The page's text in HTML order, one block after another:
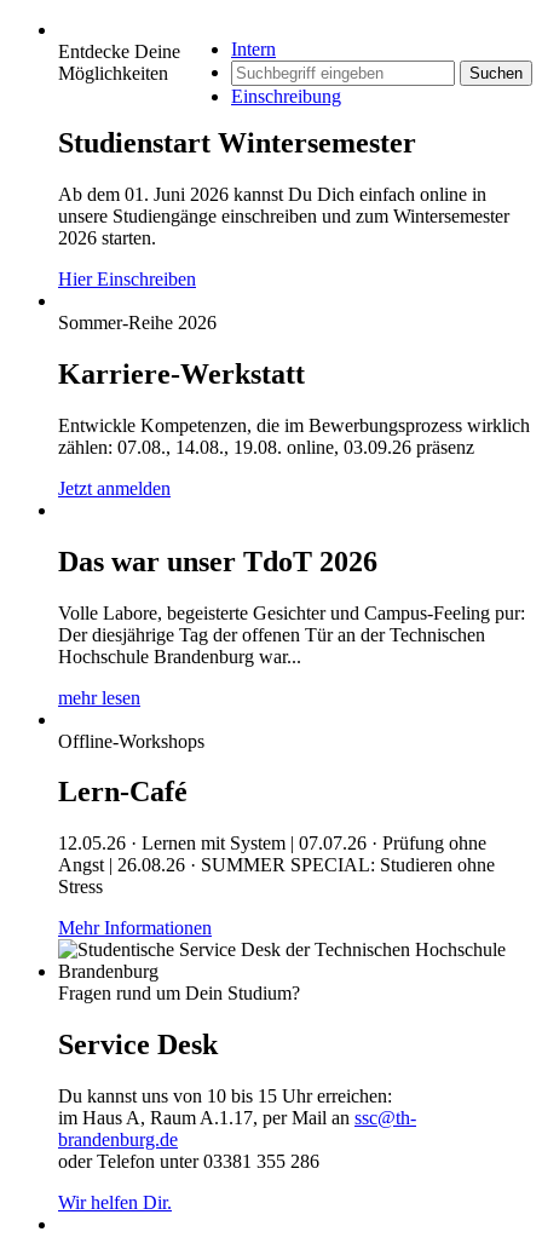
Intern
Suchen
Einschreibung
Entdecke Deine
Möglichkeiten
Studienstart Wintersemester
Ab dem 01. Juni 2026 kannst Du Dich einfach online in
unsere Studiengänge einschreiben und zum Wintersemester
2026 starten.
Hier Einschreiben
Sommer-Reihe 2026
Karriere-Werkstatt
Entwickle Kompetenzen, die im Bewerbungsprozess wirklich
zählen: 07.08., 14.08., 19.08. online, 03.09.26 präsenz
Jetzt anmelden
Das war unser TdoT 2026
Volle Labore, begeisterte Gesichter und Campus-Feeling pur:
Der diesjährige Tag der offenen Tür an der Technischen
Hochschule Brandenburg war...
mehr lesen
Offline-Workshops
Lern-Café
12.05.26 · Lernen mit System | 07.07.26 · Prüfung ohne
Angst | 26.08.26 · SUMMER SPECIAL: Studieren ohne
Stress
Mehr Informationen
Fragen rund um Dein Studium?
Service Desk
Du kannst uns von 10 bis 15 Uhr erreichen:
im Haus A, Raum A.1.17, per Mail an ssc@th-
brandenburg.de
oder Telefon unter 03381 355 286
Wir helfen Dir.